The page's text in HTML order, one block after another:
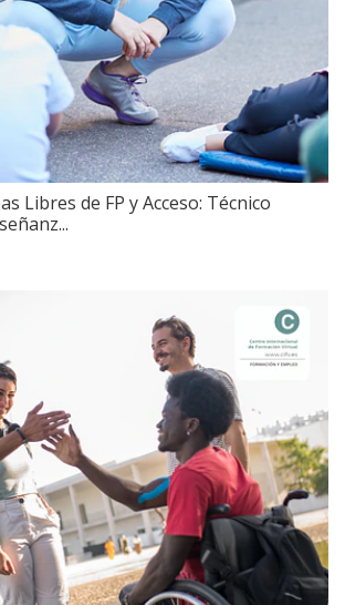
Libres de FP y Acceso: Técnico